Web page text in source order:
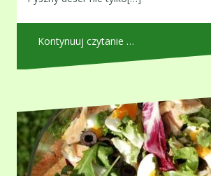
Kontynuuj czytanie …